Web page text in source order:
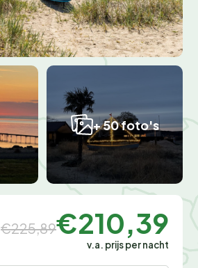
+ 50 foto's
€225,89€210,39
v.a. prijs per nacht